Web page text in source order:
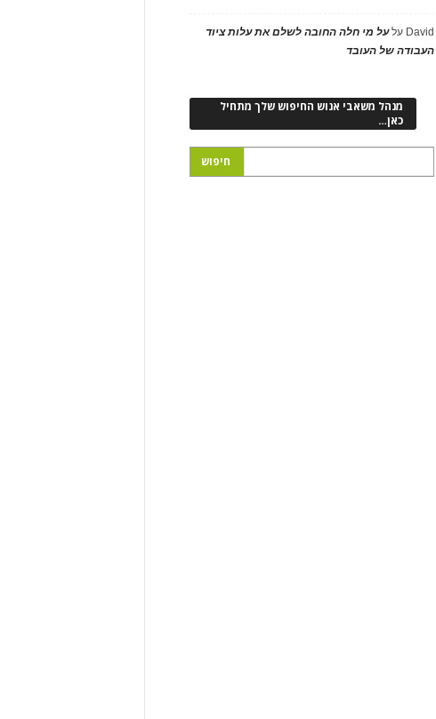
David עלעל מי חלה החובה לשלם את עלות ציוד
העבודה של העובד
מנהל משאבי אנוש החיפוש שלך מתחיל
כאן…